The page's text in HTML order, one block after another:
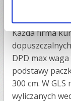
Jakie są
Każda firma
DPD max
podstawy
300 cm. W
wyliczanych